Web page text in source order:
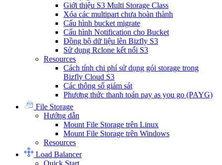
Giới thiệu S3 Multi Storage Class
Xóa các multipart chưa hoàn thành
Cấu hình bucket migrate
Cấu hình Notification cho Bucket
Đồng bộ dữ liệu lên Bizfly S3
Sử dụng Rclone kết nối S3
Resources
Cách tính chi phí sử dụng gói storage trong
Bizfly Cloud S3
Các thông số giám sát
Phương thức thanh toán pay as you go (PAYG)
File Storage
Hướng dẫn
Mount File Storage trên Linux
Mount File Storage trên Windows
Resources
Load Balancer
Quick Start